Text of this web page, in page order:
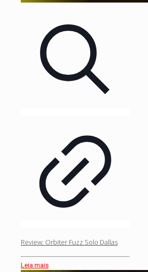
Review: Orbiter Fuzz Solo Dallas
Leia mais